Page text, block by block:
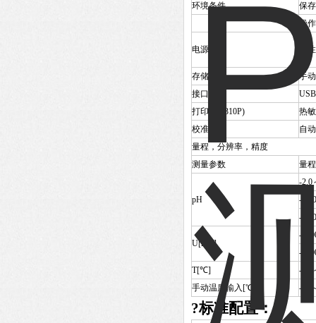
环境条件
保存
操作
电源 碱
存储功能
手
接口
打印机(7310P)
热
校准
自
量程，分辨率，精度
测量参数
量程
pH
-2.0
-
-
U[mV]
-
-
T[℃]
-5.0
手动温度输入[℃]
-25
?标准配置：